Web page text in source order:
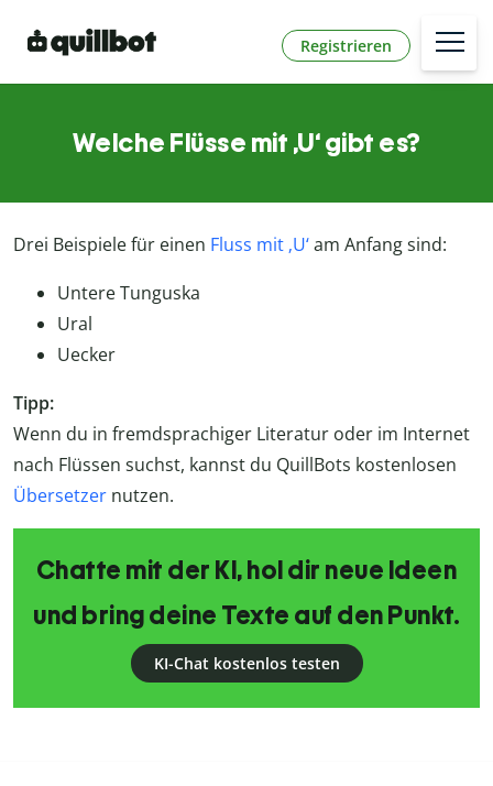
Registrieren
Welche Flüsse mit ‚U‘ gibt es?
Drei Beispiele für einen Fluss mit ‚U‘am Anfang sind:
Untere Tunguska
Ural
Uecker
Tipp:
Wenn du in fremdsprachiger Literatur oder im Internet
nach Flüssen suchst, kannst du QuillBots kostenlosen
Übersetzer nutzen.
Chatte mit der KI, hol dir neue Ideen
und bring deine Texte auf den Punkt.
KI-Chat kostenlos testen